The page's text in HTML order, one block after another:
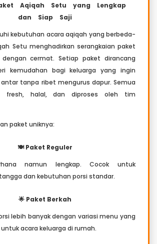
Aqiqah Setu yang Lengkap
dan Siap Saji
kebutuhan acara aqiqah yang berbeda-
Setu menghadirkan serangkaian paket
cermat. Setiap paket dirancang
kemudahan bagi keluarga yang ingin
tanpa ribet mengurus dapur. Semua
fresh, halal, dan diproses oleh tim
paket uniknya:
🍽️ Paket Reguler
namun lengkap. Cocok untuk
dan kebutuhan porsi standar.
🌟 Paket Berkah
lebih banyak dengan variasi menu yang
untuk acara keluarga di rumah.